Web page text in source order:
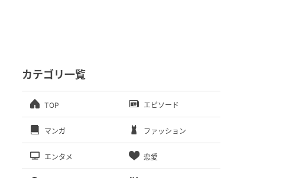
カテゴリ一覧
TOP エピソード
マンガ ファッション
エンタメ 恋愛